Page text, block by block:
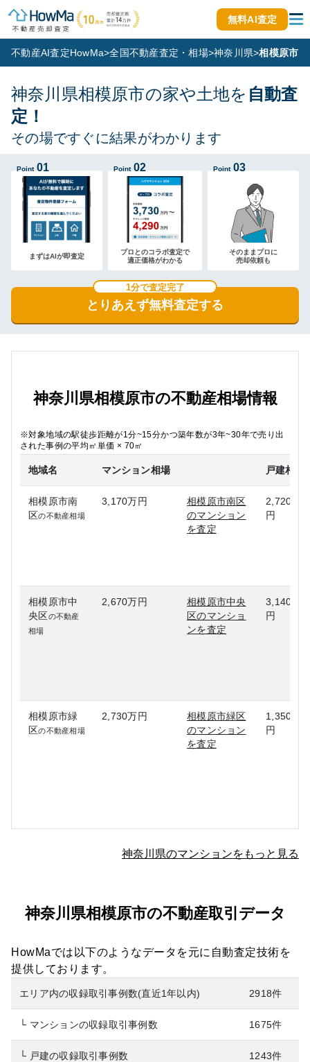
無料AI査定
不動産AI査定HowMa>全国不動産査定・相場>神奈川県>相模原市
神奈川県相模原市の家や土地を 自動査
定！
その場ですぐに結果がわかります
Point 01
まずはAIが即査定
Point 02
プロとのコラボ査定で
適正価格がわかる
Point 03
そのままプロに
売却依頼も
とりあえず無料査定する
1分で査定完了
神奈川県相模原市の不動産相場情報
※対象地域の駅徒歩距離が1分~15分かつ築年数が3年~30年で売り出
された事例の平均㎡単価 × 70㎡
地域名 マンション相場 戸建相場
相模原市南
区の不動産相場
3,170万円
相模原市南区
のマンション
を査定
2,720万
円
相模原市中
央区の不動産
相場
2,670万円
相模原市中央
区のマンショ
ンを査定
3,140万
円
相模原市緑
区の不動産相場
2,730万円
相模原市緑区
のマンション
を査定
1,350万
円
神奈川県のマンションをもっと見る
神奈川県相模原市の不動産取引データ
HowMaでは以下のようなデータを元に自動査定技術を
提供しております。
エリア内の収録取引事例数(直近1年以内) 2918件
└ マンションの収録取引事例数 1675件
└ 戸建の収録取引事例数 1243件